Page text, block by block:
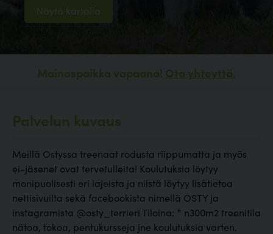
Näytä kartalla
Mainospaikka vapaana! Ota yhteyttä.
Palvelun kuvaus
Meillä Ostyssa treenaat rodusta riippumatta ja myös
ei-jäsenet ovat tervetulleita! Koulutuksia löytyy
monipuolisesti eri lajeista ja niistä löytyy lisätietoa
nettisivuilta sekä facebookista nimellä OSTY ja
instagramista @osty_terrieri Tiloina: * n300m2 treenitila
nätoa, tokoa, pentukursseja jne koulutuksia varten.